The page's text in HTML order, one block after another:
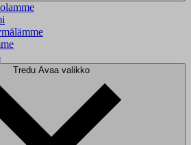
Tredu Avaa valikko